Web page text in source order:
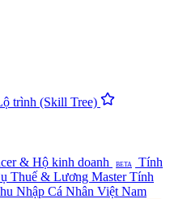
trình (Skill Tree)
& Hộ kinh doanh BETA
Tính
Thuế & Lương MasterTính
Nhập Cá Nhân Việt Nam